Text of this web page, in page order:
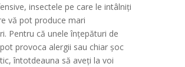
insectele pe care le intâlniți
vă pot produce mari
Pentru că unele înțepături de
provoca alergii sau chiar șoc
întotdeauna să aveți la voi